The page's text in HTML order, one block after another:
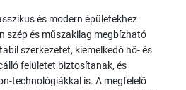
és modern épületekhez
szép és műszakilag megbízható
szerkezetet, kiemelkedő hő- és
felületet biztosítanak, és
technológiákkal is. A megfelelő